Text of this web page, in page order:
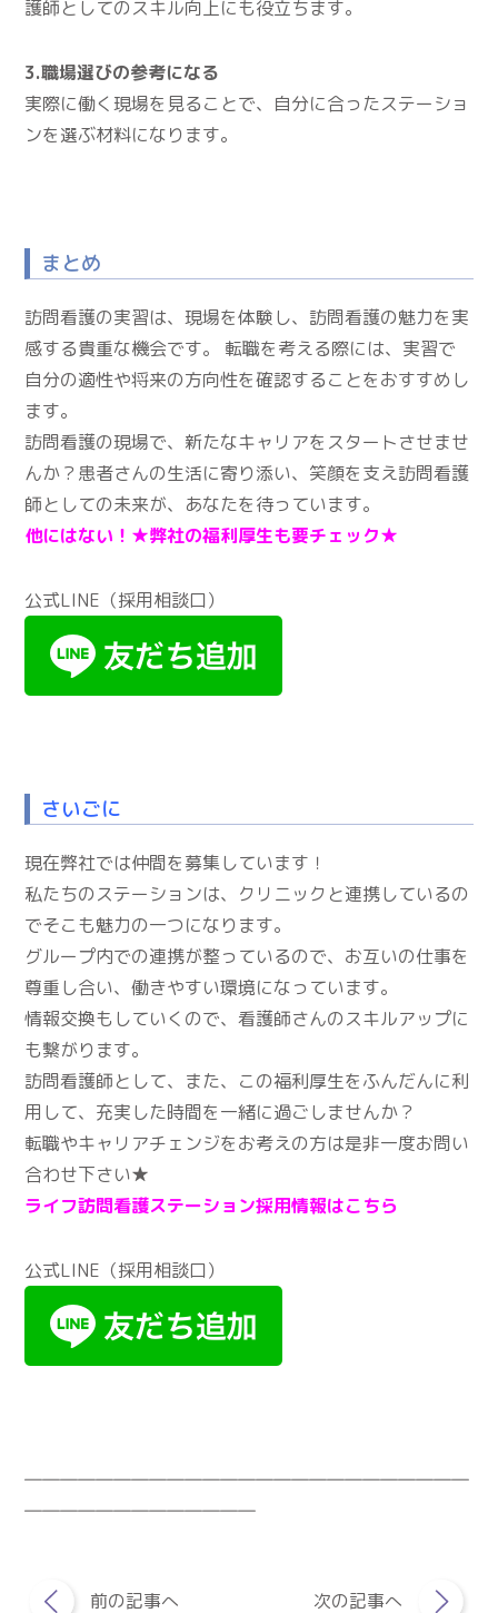
護師としてのスキル向上にも役立ちます。
3.職場選びの参考になる
実際に働く現場を見ることで、自分に合ったステーショ
ンを選ぶ材料になります。
まとめ
訪問看護の実習は、現場を体験し、訪問看護の魅力を実
感する貴重な機会です。 転職を考える際には、実習で
自分の適性や将来の方向性を確認することをおすすめし
ます。
訪問看護の現場で、新たなキャリアをスタートさせませ
んか？患者さんの生活に寄り添い、笑顔を支え訪問看護
師としての未来が、あなたを待っています。
他にはない！★弊社の福利厚生も要チェック★
公式LINE（採用相談口）
さいごに
現在弊社では仲間を募集しています！
私たちのステーションは、クリニックと連携しているの
でそこも魅力の一つになります。
グループ内での連携が整っているので、お互いの仕事を
尊重し合い、働きやすい環境になっています。
情報交換もしていくので、看護師さんのスキルアップに
も繋がります。
訪問看護師として、また、この福利厚生をふんだんに利
用して、充実した時間を一緒に過ごしませんか？
転職やキャリアチェンジをお考えの方は是非一度お問い
合わせ下さい★
ライフ訪問看護ステーション採用情報はこちら
公式LINE（採用相談口）
―――――――――――――――――――――――――
―――――――――――――
前の記事へ 次の記事へ